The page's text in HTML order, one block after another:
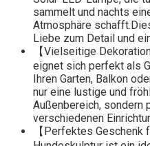
sammelt und nachts
Atmosphäre
Liebe zum Detail und
【Vielseitige
eignet sich perfekt als
Ihren Garten, Balkon
nur eine lustige und
Außenbereich, sondern
verschiedenen
【Perfektes